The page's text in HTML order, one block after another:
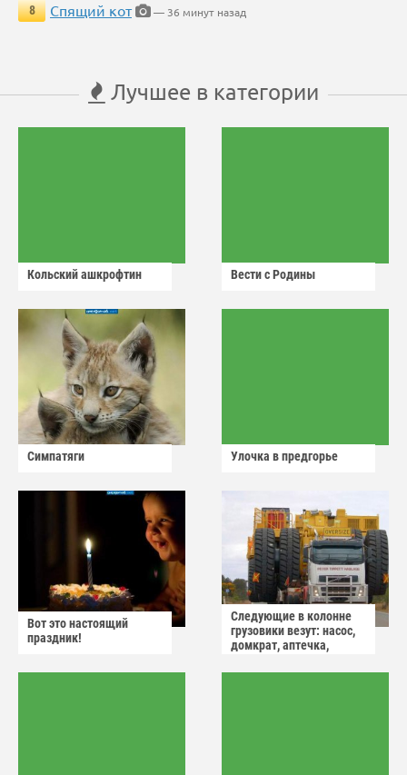
8
Спящий кот — 36 минут назад
Лучшее в категории
Кольский ашкрофтин Вести с Родины
Симпатяги Улочка в предгорье
Вот это настоящий
праздник!
Следующие в колонне
грузовики везут: насос,
домкрат, аптечка,